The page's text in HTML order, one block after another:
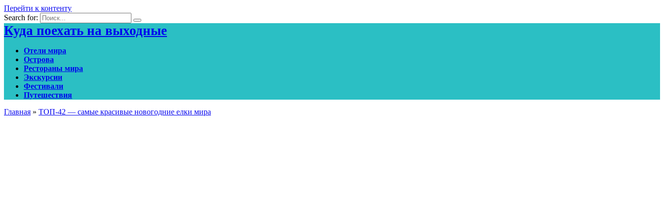
Перейти к контенту
Search for:
Куда поехать на выходные
Отели мира
Острова
Рестораны мира
Экскурсии
Фестивали
Путешествия
Главная » ТОП-42 — самые красивые новогодние елки мира